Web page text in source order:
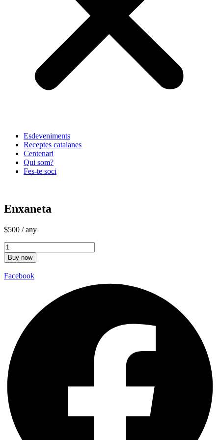
Esdeveniments
Receptes catalanes
Centenari
Qui som?
Fes-te soci
Enxaneta
$500 / any
quantitat
de
Enxaneta
Buy now
Facebook